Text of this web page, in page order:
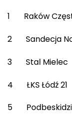
1 Raków
2 Sandecja
3 Stal
4 ŁKS Łódź
5